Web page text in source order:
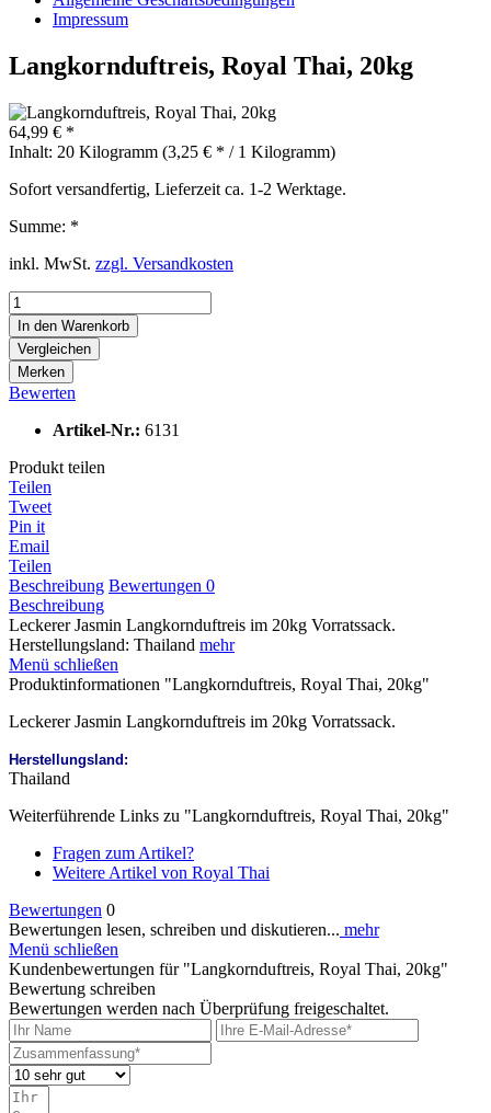
Impressum
Langkornduftreis, Royal Thai, 20kg
64,99 € *
Inhalt: 20 Kilogramm (3,25 € * / 1 Kilogramm)
Sofort versandfertig, Lieferzeit ca. 1-2 Werktage.
Summe: *
inkl. MwSt. zzgl. Versandkosten
In den Warenkorb
Vergleichen
Merken
Bewerten
Artikel-Nr.: 6131
Produkt teilen
Teilen
Tweet
Pin it
Email
Teilen
Beschreibung Bewertungen 0
Beschreibung
Leckerer Jasmin Langkornduftreis im 20kg Vorratssack.
Herstellungsland: Thailand mehr
Menü schließen
Produktinformationen "Langkornduftreis, Royal Thai, 20kg"
Leckerer Jasmin Langkornduftreis im 20kg Vorratssack.
Herstellungsland:
Thailand
Weiterführende Links zu "Langkornduftreis, Royal Thai, 20kg"
Fragen zum Artikel?
Weitere Artikel von Royal Thai
Bewertungen 0
Bewertungen lesen, schreiben und diskutieren... mehr
Menü schließen
Kundenbewertungen für "Langkornduftreis, Royal Thai, 20kg"
Bewertung schreiben
Bewertungen werden nach Überprüfung freigeschaltet.